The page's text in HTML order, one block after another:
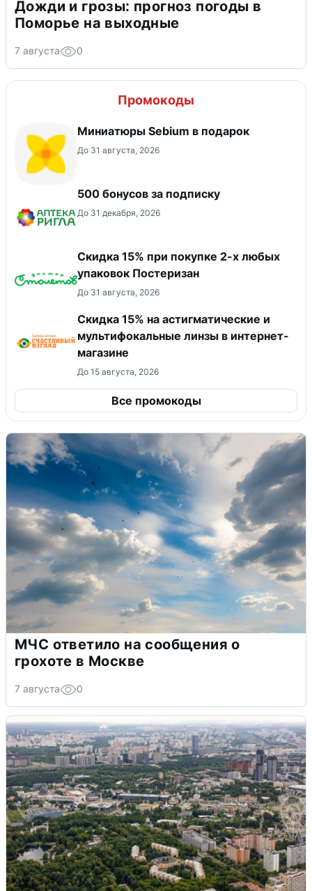
Дожди и грозы: прогноз погоды в
Поморье на выходные
7 августа 0
Промокоды
Миниатюры Sebium в подарок
До 31 августа, 2026
500 бонусов за подписку
До 31 декабря, 2026
Скидка 15% при покупке 2-х любых
упаковок Постеризан
До 31 августа, 2026
Скидка 15% на астигматические и
мультифокальные линзы в интернет-
магазине
До 15 августа, 2026
Все промокоды
МЧС ответило на сообщения о
грохоте в Москве
7 августа 0